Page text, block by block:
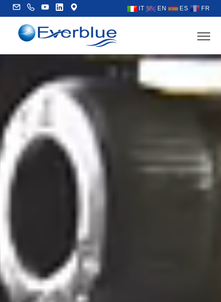
IT EN ES FR